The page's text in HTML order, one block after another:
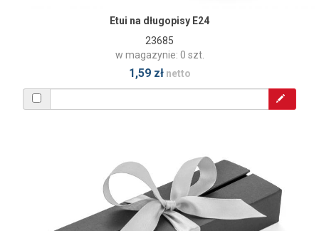
Etui na długopisy E24
23685
w magazynie: 0 szt.
1,59 złnetto